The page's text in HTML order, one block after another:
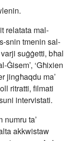
relatata mal-
snin tmenin sal-
suġġetti, bħal
Ġisem’, ‘Għixien
jingħaqdu ma’
ritratti, filmati
intervistati.
numru ta’
akkwistaw